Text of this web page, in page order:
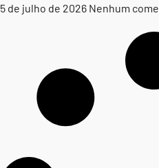
5 de julho de 2026 Nenhum